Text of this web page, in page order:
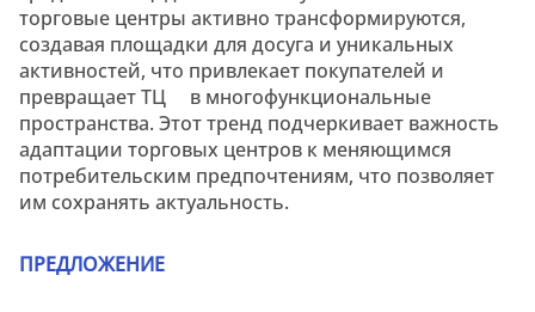
торговые центры активно трансформируются,
создавая площадки для досуга и уникальных
активностей, что привлекает покупателей и
превращает ТЦ в многофункциональные
пространства. Этот тренд подчеркивает важность
адаптации торговых центров к меняющимся
потребительским предпочтениям, что позволяет
им сохранять актуальность.
ПРЕДЛОЖЕНИЕ